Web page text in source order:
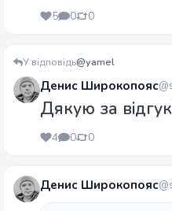
5 0 0
У відповідь@yamel
Денис Широкопояс
Дякую за
4 0 0
Денис Широкопояс